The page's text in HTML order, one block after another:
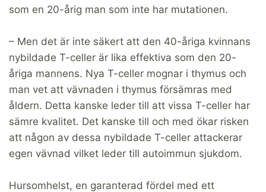
som en 20-årig man som inte har mutationen.
– Men det är inte säkert att den 40-åriga kvinnans
nybildade T-celler är lika effektiva som den 20-
åriga mannens. Nya T-celler mognar i thymus och
man vet att vävnaden i thymus försämras med
åldern. Detta kanske leder till att vissa T-celler har
sämre kvalitet. Det kanske till och med ökar risken
att någon av dessa nybildade T-celler attackerar
egen vävnad vilket leder till autoimmun sjukdom.
Hursomhelst, en garanterad fördel med ett